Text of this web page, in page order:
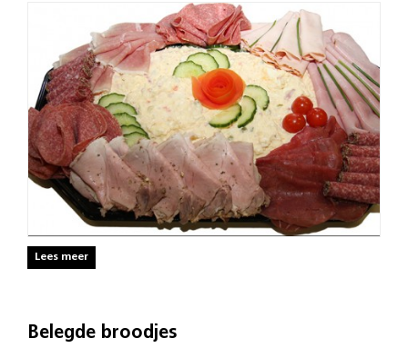
Lees meer
Belegde broodjes